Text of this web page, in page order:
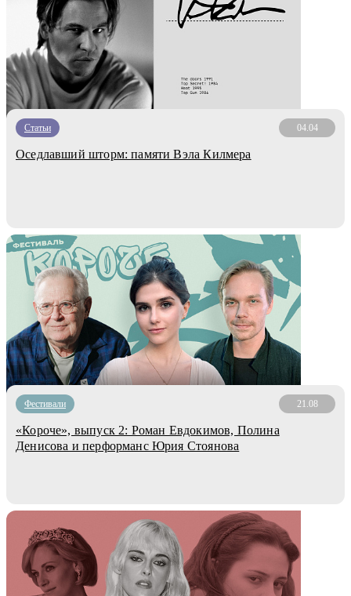
Статьи 04.04
Оседлавший шторм: памяти Вэла Килмера
Фестивали 21.08
«Короче», выпуск 2: Роман Евдокимов, Полина
Денисова и перформанс Юрия Стоянова